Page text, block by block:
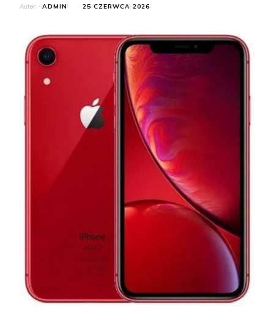
Autor: ADMIN 25 CZERWCA 2026